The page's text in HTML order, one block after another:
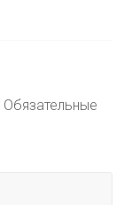
Обязательные